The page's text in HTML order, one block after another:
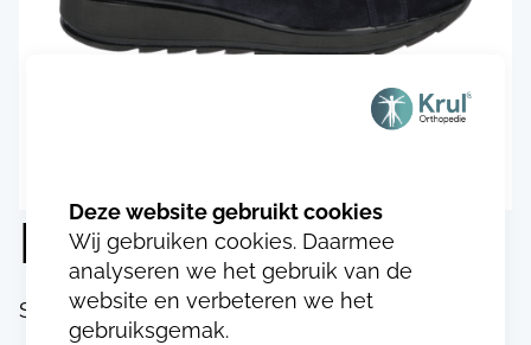
Durea 1140.8502
SKU:DU114017485023
Wij gebruiken cookies. Daarmee
analyseren we het gebruik van de
website en verbeteren we het
gebruiksgemak.